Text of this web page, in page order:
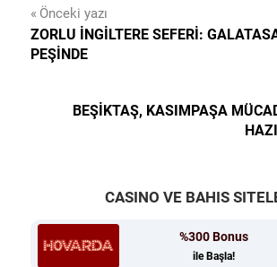
Yazı
gezinmesi
Önceki yazı
ZORLU İNGILTERE SEFERI:
PEŞINDE
BEŞIKTAŞ, KASIMPAŞA
CASINO VE BAHIS
%300 Bonus
ile Başla!